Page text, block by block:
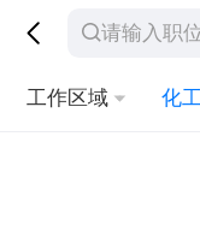
工作区域 化